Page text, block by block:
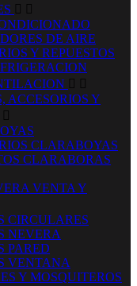
 
DE AIRE
Y REPUESTOS
 
ACCESORIOS Y

CLARABOYAS
CLARABORAS
VENTA Y
CIRCULARES
NEVERA
PARED
VENTANA
Y MOSQUITEROS